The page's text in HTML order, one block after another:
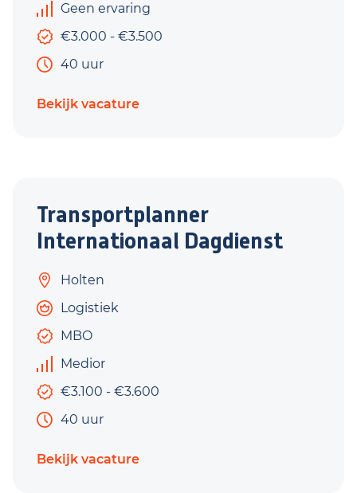
Geen ervaring
€3.000 - €3.500
40 uur
Bekijk vacature
Transportplanner
Internationaal Dagdienst
Holten
Logistiek
MBO
Medior
€3.100 - €3.600
40 uur
Bekijk vacature